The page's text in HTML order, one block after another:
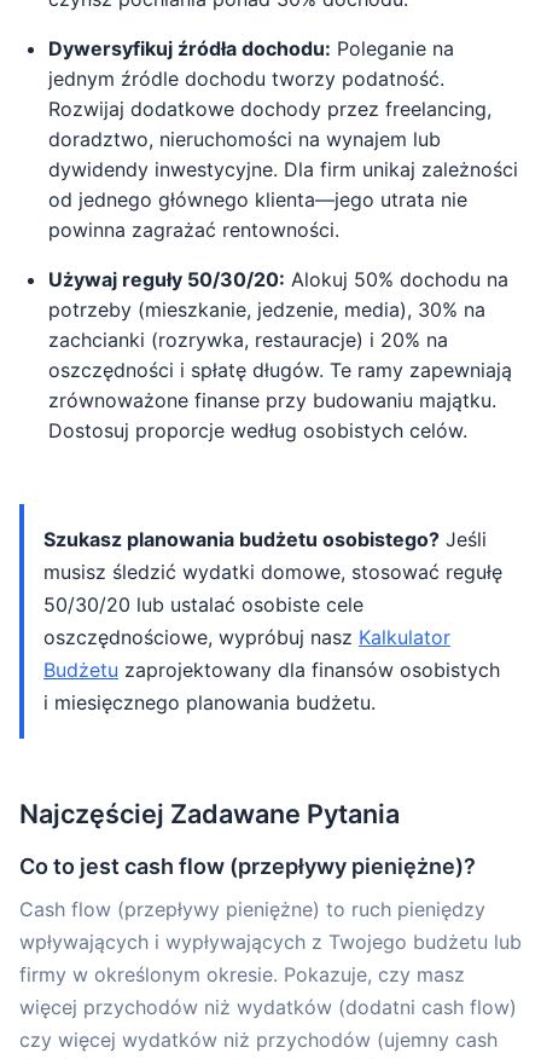
Dywersyfikuj źródła dochodu: Poleganie na
jednym źródle dochodu tworzy podatność.
Rozwijaj dodatkowe dochody przez freelancing,
doradztwo, nieruchomości na wynajem lub
dywidendy inwestycyjne. Dla firm unikaj zależności
od jednego głównego klienta—jego utrata nie
powinna zagrażać rentowności.
Używaj reguły 50/30/20: Alokuj 50% dochodu na
potrzeby (mieszkanie, jedzenie, media), 30% na
zachcianki (rozrywka, restauracje) i 20% na
oszczędności i spłatę długów. Te ramy zapewniają
zrównoważone finanse przy budowaniu majątku.
Dostosuj proporcje według osobistych celów.
Szukasz planowania budżetu osobistego? Jeśli
musisz śledzić wydatki domowe, stosować regułę
50/30/20 lub ustalać osobiste cele
oszczędnościowe, wypróbuj nasz Kalkulator
Budżetu zaprojektowany dla finansów osobistych
i miesięcznego planowania budżetu.
Najczęściej Zadawane Pytania
Co to jest cash flow (przepływy pieniężne)?
Cash flow (przepływy pieniężne) to ruch pieniędzy
wpływających i wypływających z Twojego budżetu lub
firmy w określonym okresie. Pokazuje, czy masz
więcej przychodów niż wydatków (dodatni cash flow)
czy więcej wydatków niż przychodów (ujemny cash